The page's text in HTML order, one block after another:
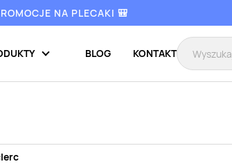
NA PLECAKI 🎒
BLOG KONTAKT